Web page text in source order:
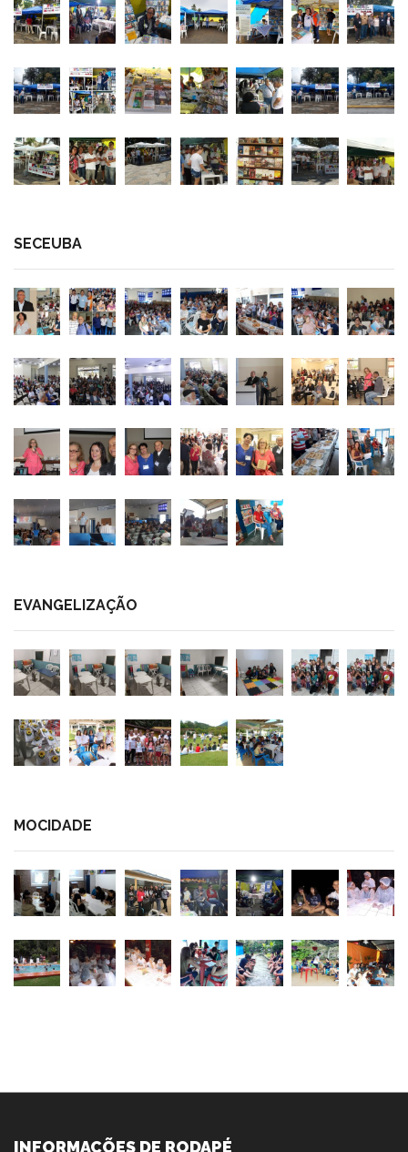
SECEUBA
EVANGELIZAÇÃO
MOCIDADE
INFORMAÇÕES DE RODAPÉ